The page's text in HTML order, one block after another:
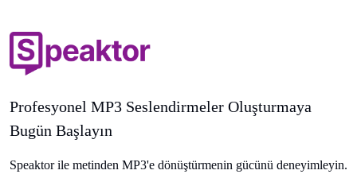
Profesyonel MP3 Seslendirmeler Oluşturmaya
Bugün Başlayın
Speaktor ile metinden MP3'e dönüştürmenin gücünü deneyimleyin.